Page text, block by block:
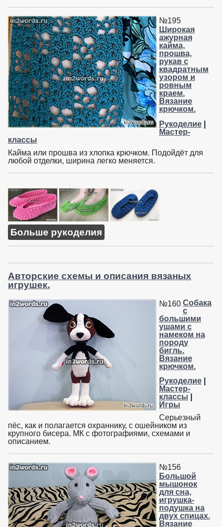
№195
Широкая
ажурная
кайма,
прошва,
рукав с
квадратным
узором и
ровным
краем.
Вязание
крючком.
Рукоделие|
Мастер-
классы
Кайма или прошва из хлопка крючком. Подойдёт для
любой отделки, ширина легко меняется.
Больше рукоделия
Авторские схемы и описания вязаных
игрушек.
№160 Собака
с
большими
ушами с
намеком на
породу
бигль.
Вязание
крючком.
Рукоделие|
Мастер-
классы
Игры
Серьезный
пёс, как и полагается охраннику, с ошейником из
крупного бисера. МК с фотографиями, схемами и
описанием.
№156
Большой
мышонок
для сна,
игрушка-
подушка на
двух спицах.
Вязание